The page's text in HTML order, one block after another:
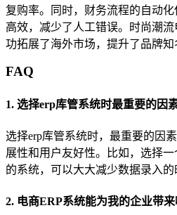
复购率。同时，财务流程的自动
高效，减少了人工错误。时尚潮
功拓展了海外市场，提升了品牌知
FAQ
1. 选择erp库管系统时最重要的因
选择erp库管系统时，最重要的因
展性和用户友好性。比如，选择
的系统，可以大大减少数据录入的
2. 电商ERP系统能为我的企业带来